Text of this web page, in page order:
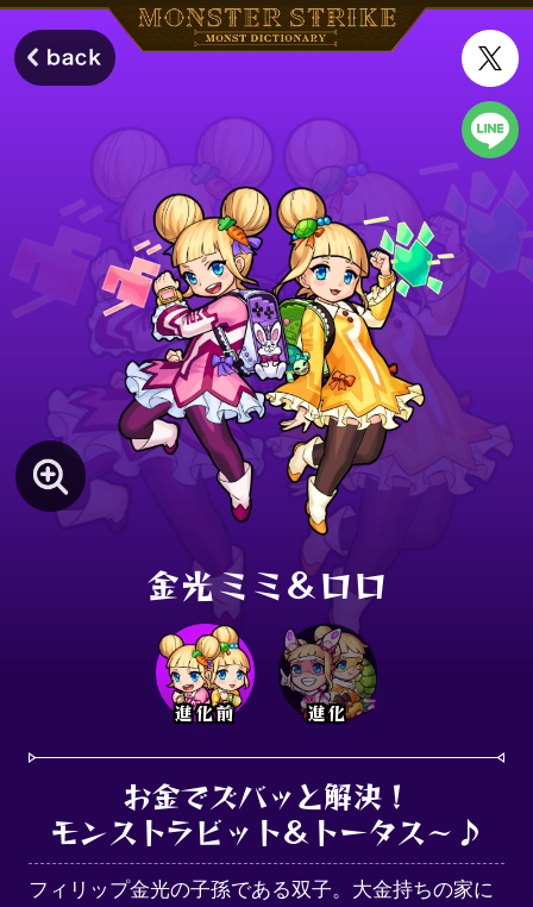
金光ミミ＆ロロ
進化前 進化
お金でズバッと解決！
モンストラビット＆トータス～♪
フィリップ金光の子孫である双子。大金持ちの家に